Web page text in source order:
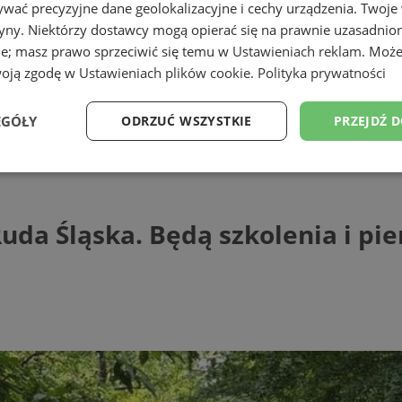
Będą szkolenia i pierwsza
Śląska. Będą szkolenia i
precyzyjne dane geolokalizacyjne i cechy urządzenia.
Niektórzy dostawcy mogą opierać się na prawnie
masz prawo sprzeciwić się temu w Ustawieniach reklam.
zgodę w Ustawieniach plików cookie. Polityka prywatności
PRZEJDŹ
ODRZUĆ WSZYSTKIE
Wydajność Targetowanie Funkcjonalność
niezbędnych plików cookie nie można prawidłowo korzystać ze strony
Provider/
Domena
Okres
przechowywania
Opis